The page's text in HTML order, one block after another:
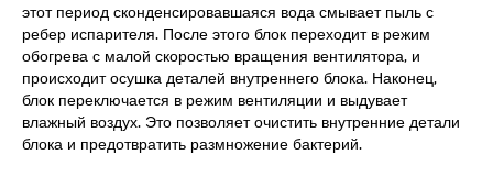
этот период сконденсировавшаяся вода смывает пыль с
ребер испарителя. После этого блок переходит в режим
обогрева с малой скоростью вращения вентилятора, и
происходит осушка деталей внутреннего блока. Наконец,
блок переключается в режим вентиляции и выдувает
влажный воздух. Это позволяет очистить внутренние детали
блока и предотвратить размножение бактерий.